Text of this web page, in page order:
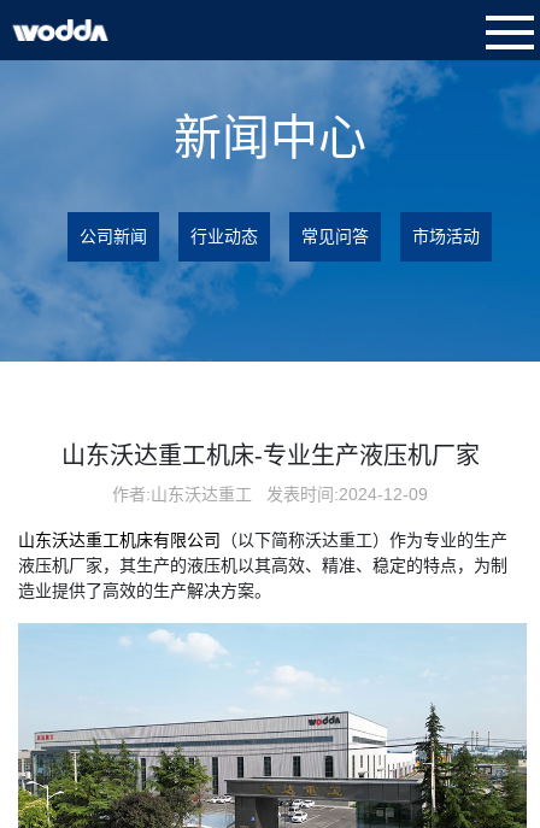
新闻中心
公司新闻 行业动态 常见问答 市场活动
山东沃达重工机床-专业生产液压机厂家
作者:山东沃达重工 发表时间:2024-12-09
山东沃达重工机床有限公司
（以下简称沃达重工）作为专业的生产
液压机厂家，其生产的液压机以其高效、精准、稳定的特点，为制
造业提供了高效的生产解决方案。